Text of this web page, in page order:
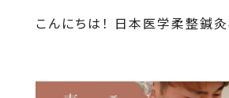
こんにちは！ 日本医学柔整鍼